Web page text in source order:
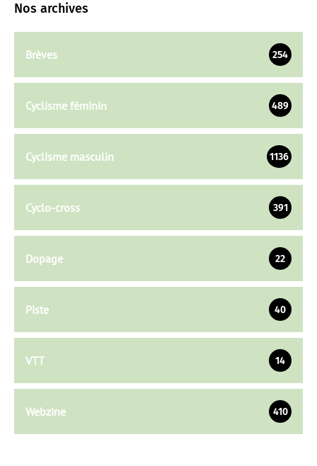
Nos archives
Brèves 254
Cyclisme féminin 489
Cyclisme masculin 1136
Cyclo-cross 391
Dopage 22
Piste 40
VTT 14
Webzine 410